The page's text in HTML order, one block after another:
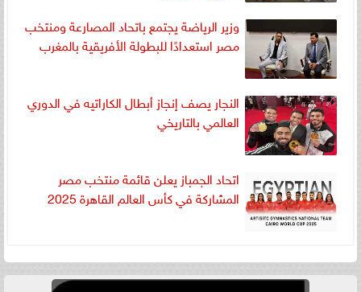
وزير الرياضة يجتمع باتحاد المصارعة ومنتخب
مصر استعدادًا للبطولة الأفريقية بالمغرب
النجار يصف إنجاز أبطال الكاراتيه في الدوري
العالمي بالتاريخي
اتحاد الجمباز يعلن قائمة منتخب مصر
المشاركة في كأس العالم القاهرة 2025